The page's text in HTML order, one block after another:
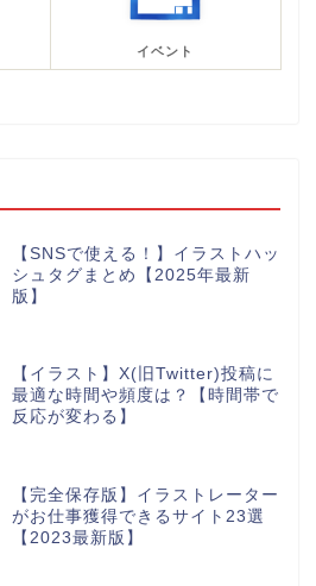
イベント
【SNSで使える！】イラストハッ
シュタグまとめ【2025年最新
版】
【イラスト】X(旧Twitter)投稿に
最適な時間や頻度は？【時間帯で
反応が変わる】
【完全保存版】イラストレーター
がお仕事獲得できるサイト23選
【2023最新版】